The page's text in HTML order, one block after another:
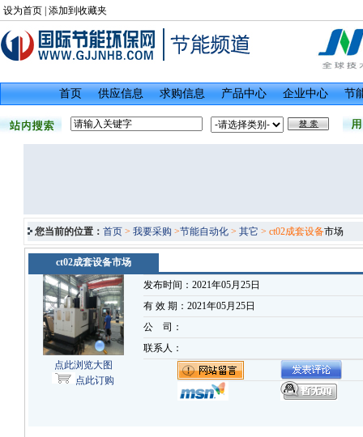
设为首页 添加到收藏夹
首页 供应信息 求购信息 产品中心 企业中心 节
您当前的位置： 首页 > 我要采购 >节能自动化 > 其它 > ct02成套设备市场
ct02成套设备市场
点此浏览大图
点此订购
发布时间：2021年05月25日
有 效 期：2021年05月25日
公 司：
联系人：